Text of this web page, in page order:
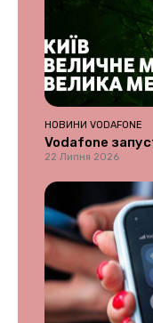
НОВИНИ VODAFONE
Vodafone
22 Липня 2026